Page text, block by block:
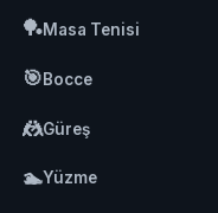
🏓Masa Tenisi
🎯Bocce
🤼Güreş
🏊Yüzme